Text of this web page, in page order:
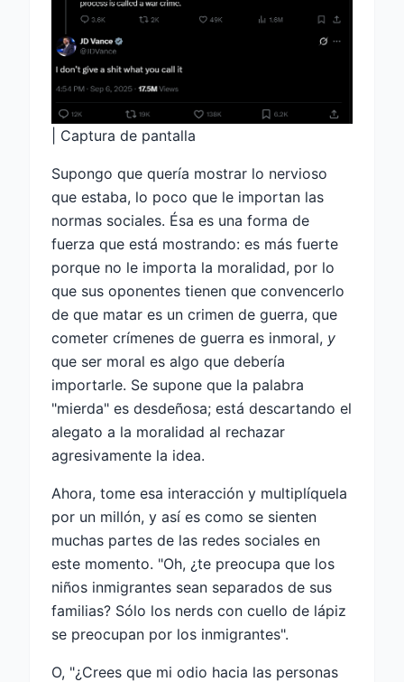
| Captura de pantalla
Supongo que quería mostrar lo nervioso
que estaba, lo poco que le importan las
normas sociales. Ésa es una forma de
fuerza que está mostrando: es más fuerte
porque no le importa la moralidad, por lo
que sus oponentes tienen que convencerlo
de que matar es un crimen de guerra, que
cometer crímenes de guerra es inmoral, y
que ser moral es algo que debería
importarle. Se supone que la palabra
"mierda" es desdeñosa; está descartando el
alegato a la moralidad al rechazar
agresivamente la idea.
Ahora, tome esa interacción y multiplíquela
por un millón, y así es como se sienten
muchas partes de las redes sociales en
este momento. "Oh, ¿te preocupa que los
niños inmigrantes sean separados de sus
familias? Sólo los nerds con cuello de lápiz
se preocupan por los inmigrantes".
O, "¿Crees que mi odio hacia las personas